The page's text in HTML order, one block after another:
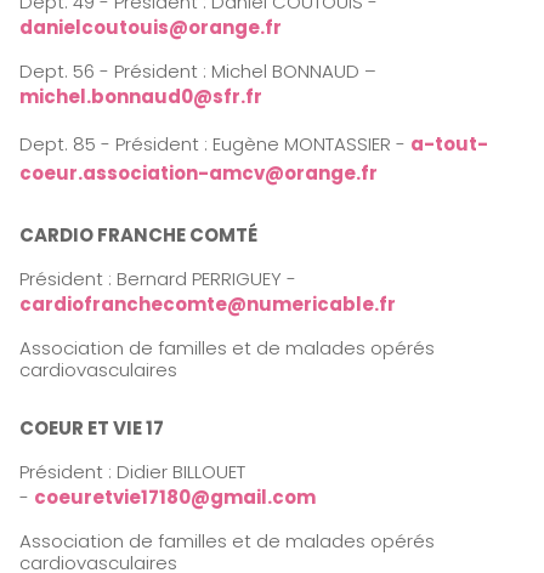
danielcoutouis@orange.fr
Dept. 56 - Président : Michel BONNAUD –
michel.bonnaud0@sfr.fr
Dept. 85 - Président : Eugène MONTASSIER - a-tout-
coeur.association-amcv@orange.fr
CARDIO FRANCHE COMTÉ
Président : Bernard PERRIGUEY -
cardiofranchecomte@numericable.fr
Association de familles et de malades opérés
cardiovasculaires
COEUR ET VIE 17
Président : Didier BILLOUET
- coeuretvie17180@gmail.com
Association de familles et de malades opérés
cardiovasculaires